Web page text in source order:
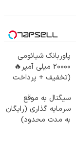
پاوربانک شیائومی
2۰۰۰۰ میلی آمپر🔥
(تخفیف + پرداخت
سیگنال به موقع
سرمایه گذاری (رایگان
به مدت محدود)